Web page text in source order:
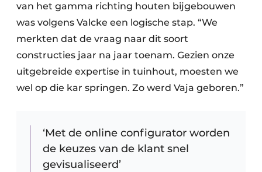
van het gamma richting houten bijgebouwen
was volgens Valcke een logische stap. “We
merkten dat de vraag naar dit soort
constructies jaar na jaar toenam. Gezien onze
uitgebreide expertise in tuinhout, moesten we
wel op die kar springen. Zo werd Vaja geboren.”
‘Met de online configurator worden
de keuzes van de klant snel
gevisualiseerd’